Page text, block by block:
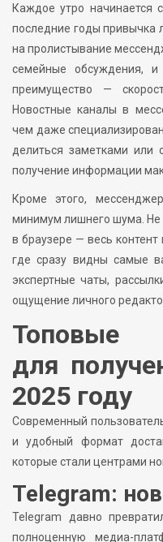
Каждое утро начинается
последние годы привычка
на пролистывание
семейные обсуждения, и
преимущество —
Новостные каналы в
чем даже
делиться заметками или
получение информации
Кроме этого,
минимум лишнего шума. Не
в браузере — весь
где сразу видны самые
экспертные чаты,
ощущение личного
Топовые
для
2025 году
Современный
и удобный формат
которые стали центрами
Telegram:
Telegram давно
полноценную медиа-